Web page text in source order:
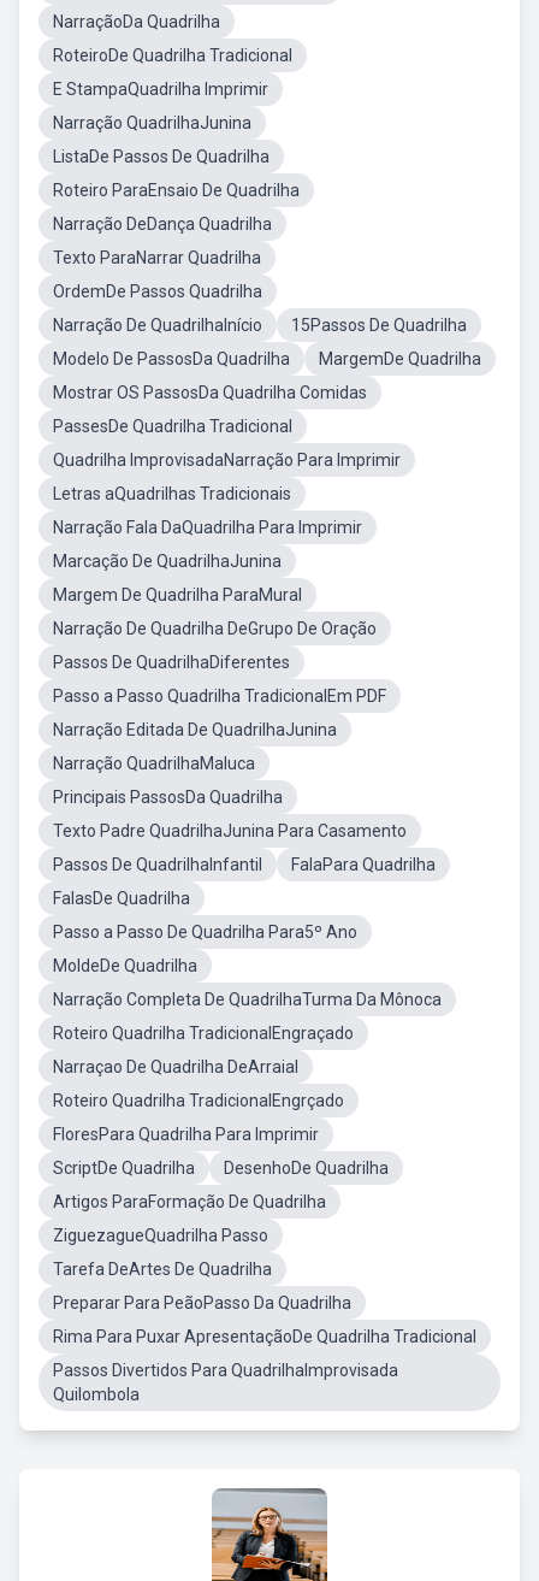
NarraçãoDa Quadrilha
RoteiroDe Quadrilha Tradicional
E StampaQuadrilha Imprimir
Narração QuadrilhaJunina
ListaDe Passos De Quadrilha
Roteiro ParaEnsaio De Quadrilha
Narração DeDança Quadrilha
Texto ParaNarrar Quadrilha
OrdemDe Passos Quadrilha
Narração De QuadrilhaInício
15Passos De Quadrilha
Modelo De PassosDa Quadrilha
MargemDe Quadrilha
Mostrar OS PassosDa Quadrilha Comidas
PassesDe Quadrilha Tradicional
Quadrilha ImprovisadaNarração Para Imprimir
Letras aQuadrilhas Tradicionais
Narração Fala DaQuadrilha Para Imprimir
Marcação De QuadrilhaJunina
Margem De Quadrilha ParaMural
Narração De Quadrilha DeGrupo De Oração
Passos De QuadrilhaDiferentes
Passo a Passo Quadrilha TradicionalEm PDF
Narração Editada De QuadrilhaJunina
Narração QuadrilhaMaluca
Principais PassosDa Quadrilha
Texto Padre QuadrilhaJunina Para Casamento
Passos De QuadrilhaInfantil
FalaPara Quadrilha
FalasDe Quadrilha
Passo a Passo De Quadrilha Para5º Ano
MoldeDe Quadrilha
Narração Completa De QuadrilhaTurma Da Mônoca
Roteiro Quadrilha TradicionalEngraçado
Narraçao De Quadrilha DeArraial
Roteiro Quadrilha TradicionalEngrçado
FloresPara Quadrilha Para Imprimir
ScriptDe Quadrilha
DesenhoDe Quadrilha
Artigos ParaFormação De Quadrilha
ZiguezagueQuadrilha Passo
Tarefa DeArtes De Quadrilha
Preparar Para PeãoPasso Da Quadrilha
Rima Para Puxar ApresentaçãoDe Quadrilha Tradicional
Passos Divertidos Para QuadrilhaImprovisada
Quilombola